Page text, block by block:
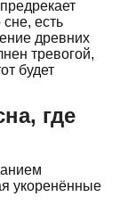
есть
древних
тревогой,
будет
где
укоренённые